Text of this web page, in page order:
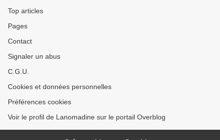
Top articles
Pages
Contact
Signaler un abus
C.G.U.
Cookies et données personnelles
Préférences cookies
Voir le profil de Lanomadine sur le portail Overblog